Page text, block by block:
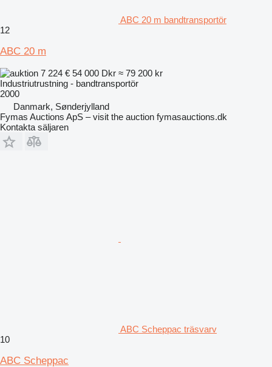
ABC 20 m bandtransportör
12
ABC 20 m
7 224 € 54 000 Dkr ≈ 79 200 kr
Industriutrustning - bandtransportör
2000
Danmark, Sønderjylland
Fymas Auctions ApS – visit the auction fymasauctions.dk
Kontakta säljaren
ABC Scheppac träsvarv
10
ABC Scheppac